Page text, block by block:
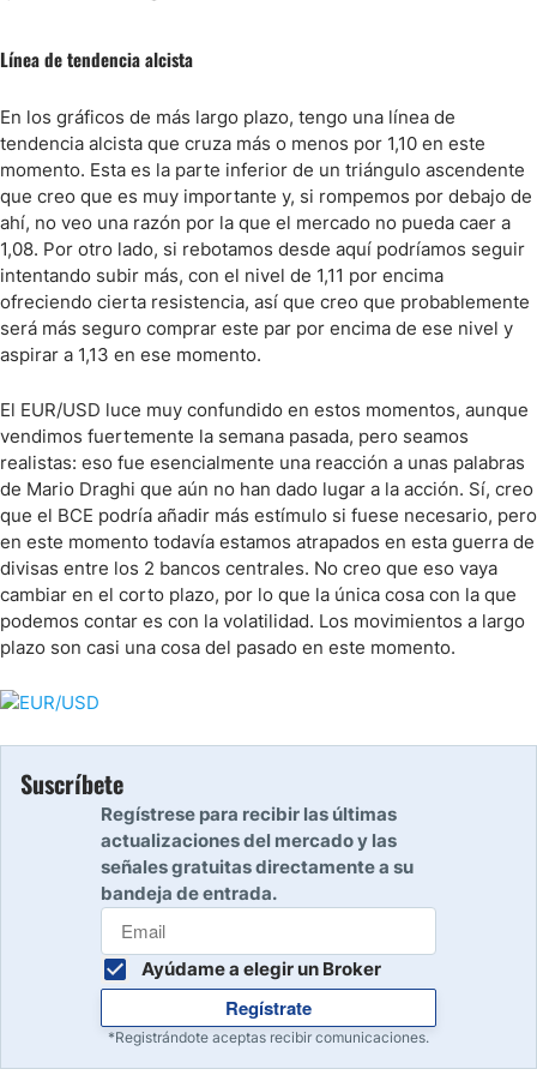
Línea de tendencia alcista
En los gráficos de más largo plazo, tengo una línea de
tendencia alcista que cruza más o menos por 1,10 en este
momento. Esta es la parte inferior de un triángulo ascendente
que creo que es muy importante y, si rompemos por debajo de
ahí, no veo una razón por la que el mercado no pueda caer a
1,08. Por otro lado, si rebotamos desde aquí podríamos seguir
intentando subir más, con el nivel de 1,11 por encima
ofreciendo cierta resistencia, así que creo que probablemente
será más seguro comprar este par por encima de ese nivel y
aspirar a 1,13 en ese momento.
El EUR/USD luce muy confundido en estos momentos, aunque
vendimos fuertemente la semana pasada, pero seamos
realistas: eso fue esencialmente una reacción a unas palabras
de Mario Draghi que aún no han dado lugar a la acción. Sí, creo
que el BCE podría añadir más estímulo si fuese necesario, pero
en este momento todavía estamos atrapados en esta guerra de
divisas entre los 2 bancos centrales. No creo que eso vaya
cambiar en el corto plazo, por lo que la única cosa con la que
podemos contar es con la volatilidad. Los movimientos a largo
plazo son casi una cosa del pasado en este momento.
Suscríbete
Regístrese para recibir las últimas
actualizaciones del mercado y las
señales gratuitas directamente a su
bandeja de entrada.
Ayúdame a elegir un Broker
Regístrate
*Registrándote aceptas recibir comunicaciones.